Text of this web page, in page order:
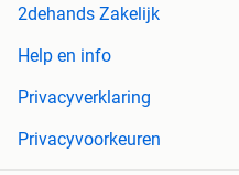
2dehands Zakelijk
Help en info
Privacyverklaring
Privacyvoorkeuren